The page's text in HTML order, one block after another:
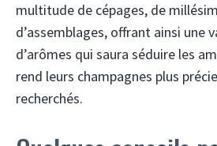
multitude de cépages, de
d’assemblages, offrant ainsi une
d’arômes qui saura séduire les
rend leurs champagnes plus
recherchés.